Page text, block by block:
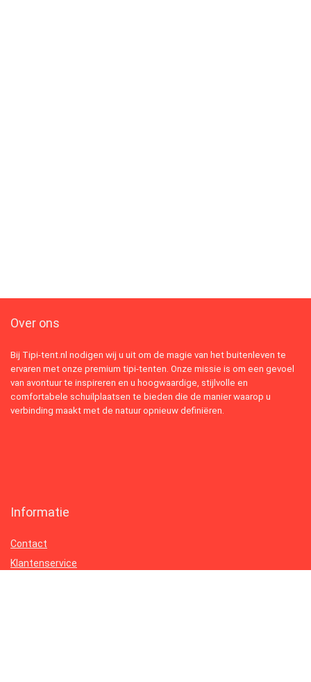
Over ons
Bij Tipi-tent.nl nodigen wij u uit om de magie van het buitenleven te
ervaren met onze premium tipi-tenten. Onze missie is om een gevoel
van avontuur te inspireren en u hoogwaardige, stijlvolle en
comfortabele schuilplaatsen te bieden die de manier waarop u
verbinding maakt met de natuur opnieuw definiëren.
Informatie
Contact
Klantenservice